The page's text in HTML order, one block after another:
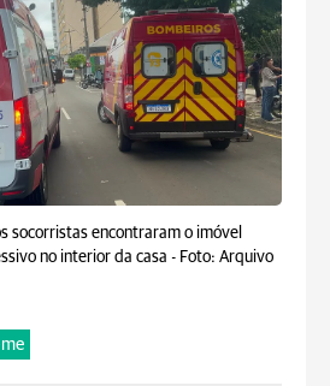
socorristas encontraram o imóvel
no interior da casa - Foto: Arquivo